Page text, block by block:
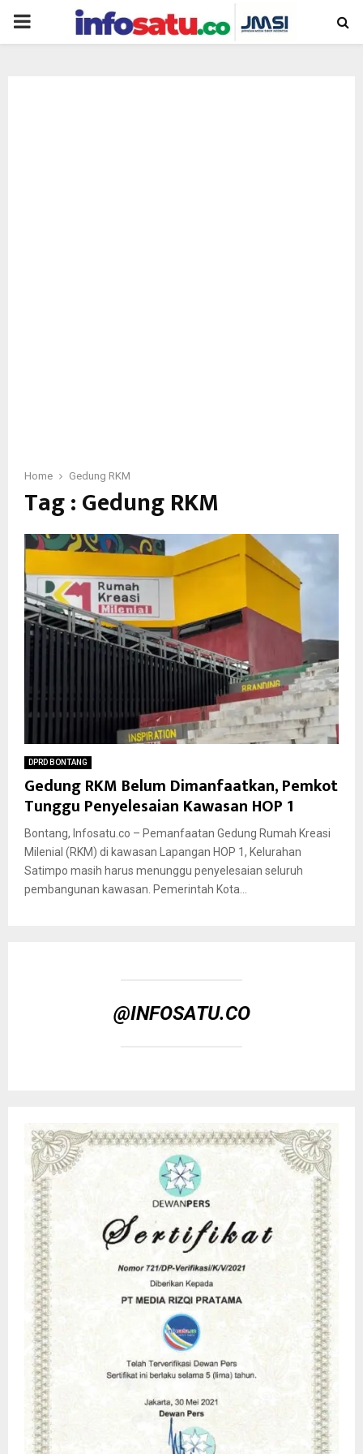
PRIMARY
Home Gedung RKM
Tag : Gedung RKM
DPRD BONTANG
Gedung RKM Belum Dimanfaatkan, Pemkot
Tunggu Penyelesaian Kawasan HOP 1
Bontang, Infosatu.co – Pemanfaatan Gedung Rumah Kreasi
Milenial (RKM) di kawasan Lapangan HOP 1, Kelurahan
Satimpo masih harus menunggu penyelesaian seluruh
pembangunan kawasan. Pemerintah Kota...
@INFOSATU.CO